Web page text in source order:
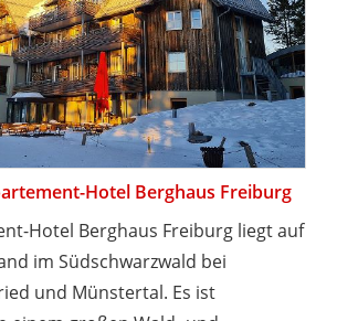
Hotel Berghaus Freiburg
Hotel Berghaus Freiburg liegt auf
im Südschwarzwald bei
und Münstertal. Es ist